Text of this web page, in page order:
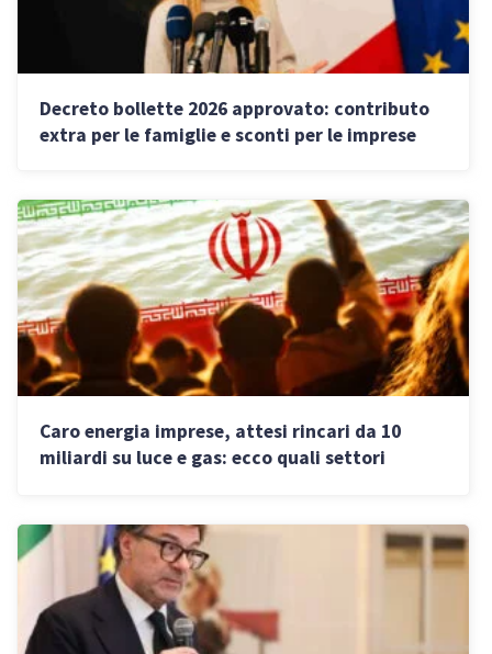
Decreto bollette 2026 approvato: contributo
extra per le famiglie e sconti per le imprese
Caro energia imprese, attesi rincari da 10
miliardi su luce e gas: ecco quali settori